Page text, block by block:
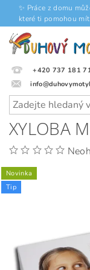
✨ Práce z domu
které ti pomohou
+420 737 181
XYLOBA
Novinka
Tip